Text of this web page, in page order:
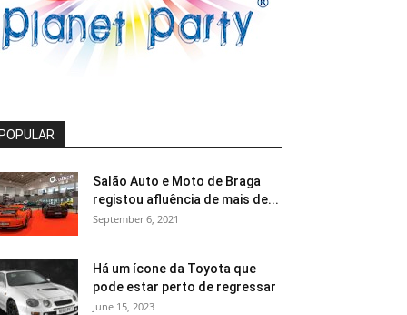
POPULAR
Salão Auto e Moto de Braga
registou afluência de mais de...
September 6, 2021
Há um ícone da Toyota que
pode estar perto de regressar
June 15, 2023